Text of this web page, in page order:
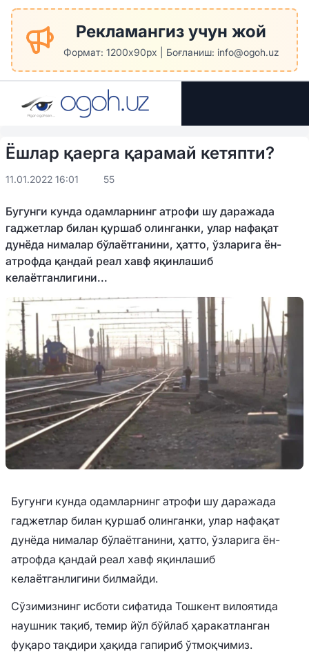
Рекламангиз учун жой
Формат: 1200x90px | Боғланиш: info@ogoh.uz
Ёшлар қаерга қарамай кетяпти?
11.01.2022 16:01 55
Бугунги кунда одамларнинг атрофи шу даражада
гаджетлар билан қуршаб олинганки, улар нафақат
дунёда нималар бўлаётганини, ҳатто, ўзларига ён-
атрофда қандай реал хавф яқинлашиб
келаётганлигини...
Бугунги кунда одамларнинг атрофи шу даражада
гаджетлар билан қуршаб олинганки, улар нафақат
дунёда нималар бўлаётганини, ҳатто, ўзларига ён-
атрофда қандай реал хавф яқинлашиб
келаётганлигини билмайди.
Сўзимизнинг исботи сифатида Тошкент вилоятида
наушник тақиб, темир йўл бўйлаб ҳаракатланган
фуқаро тақдири ҳақида гапириб ўтмоқчимиз.